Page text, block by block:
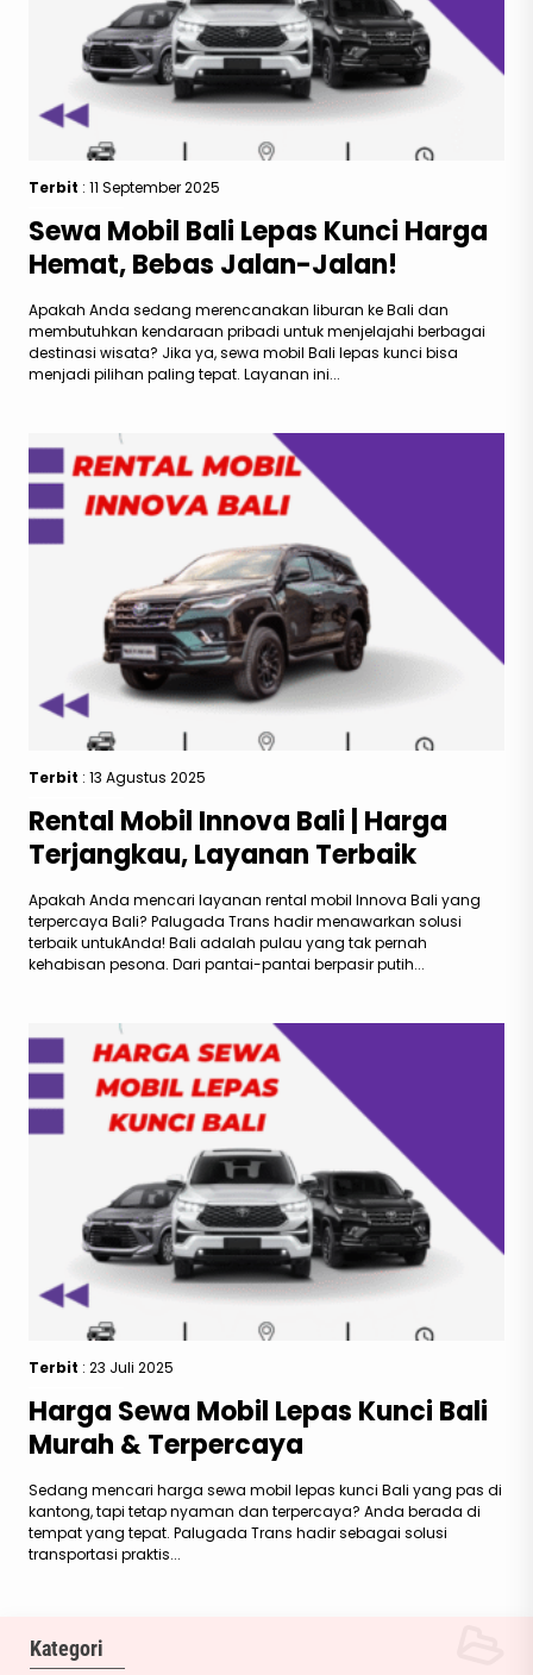
Terbit : 11 September 2025
Sewa Mobil Bali Lepas Kunci Harga
Hemat, Bebas Jalan-Jalan!
Apakah Anda sedang merencanakan liburan ke Bali dan
membutuhkan kendaraan pribadi untuk menjelajahi berbagai
destinasi wisata? Jika ya, sewa mobil Bali lepas kunci bisa
menjadi pilihan paling tepat. Layanan ini...
Terbit : 13 Agustus 2025
Rental Mobil Innova Bali | Harga
Terjangkau, Layanan Terbaik
Apakah Anda mencari layanan rental mobil Innova Bali yang
terpercaya Bali? Palugada Trans hadir menawarkan solusi
terbaik untukAnda! Bali adalah pulau yang tak pernah
kehabisan pesona. Dari pantai-pantai berpasir putih...
Terbit : 23 Juli 2025
Harga Sewa Mobil Lepas Kunci Bali
Murah & Terpercaya
Sedang mencari harga sewa mobil lepas kunci Bali yang pas di
kantong, tapi tetap nyaman dan terpercaya? Anda berada di
tempat yang tepat. Palugada Trans hadir sebagai solusi
transportasi praktis...
Kategori